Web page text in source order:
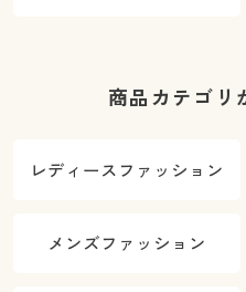
商品カテゴリ
レディースファッション
メンズファッション